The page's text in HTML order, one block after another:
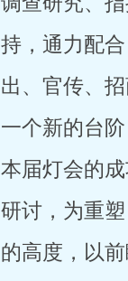
持，通力配
出、官传、
一个新的台
本届灯会的
研讨，为重
的高度，以